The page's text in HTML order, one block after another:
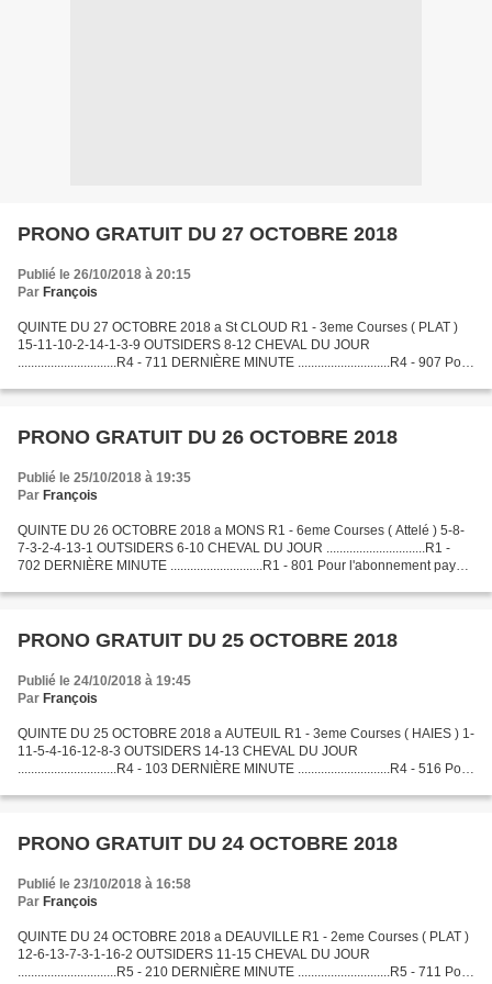
PRONO GRATUIT DU 27 OCTOBRE 2018
Publié le 26/10/2018 à 20:15
Par François
QUINTE DU 27 OCTOBRE 2018 a St CLOUD R1 - 3eme Courses ( PLAT )
15-11-10-2-14-1-3-9 OUTSIDERS 8-12 CHEVAL DU JOUR
..............................R4 - 711 DERNIÈRE MINUTE ............................R4 - 907 Pour
PRONO GRATUIT DU 26 OCTOBRE 2018
Publié le 25/10/2018 à 19:35
Par François
QUINTE DU 26 OCTOBRE 2018 a MONS R1 - 6eme Courses ( Attelé ) 5-8-
7-3-2-4-13-1 OUTSIDERS 6-10 CHEVAL DU JOUR ..............................R1 -
702 DERNIÈRE MINUTE ............................R1 - 801 Pour l'abonnement payant
PRONO GRATUIT DU 25 OCTOBRE 2018
Publié le 24/10/2018 à 19:45
Par François
QUINTE DU 25 OCTOBRE 2018 a AUTEUIL R1 - 3eme Courses ( HAIES ) 1-
11-5-4-16-12-8-3 OUTSIDERS 14-13 CHEVAL DU JOUR
..............................R4 - 103 DERNIÈRE MINUTE ............................R4 - 516 Pour
PRONO GRATUIT DU 24 OCTOBRE 2018
Publié le 23/10/2018 à 16:58
Par François
QUINTE DU 24 OCTOBRE 2018 a DEAUVILLE R1 - 2eme Courses ( PLAT )
12-6-13-7-3-1-16-2 OUTSIDERS 11-15 CHEVAL DU JOUR
..............................R5 - 210 DERNIÈRE MINUTE ............................R5 - 711 Pour